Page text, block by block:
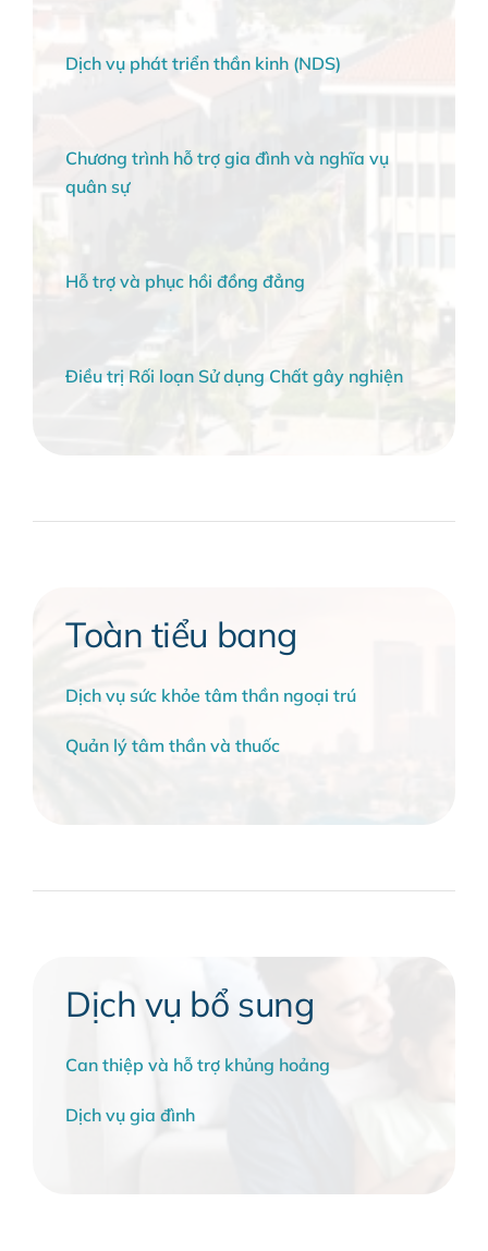
Dịch vụ phát triển thần kinh (NDS)
Chương trình hỗ trợ gia đình và nghĩa vụ
quân sự
Hỗ trợ và phục hồi đồng đẳng
Điều trị Rối loạn Sử dụng Chất gây nghiện
Toàn tiểu bang
Dịch vụ sức khỏe tâm thần ngoại trú
Quản lý tâm thần và thuốc
Dịch vụ bổ sung
Can thiệp và hỗ trợ khủng hoảng
Dịch vụ gia đình